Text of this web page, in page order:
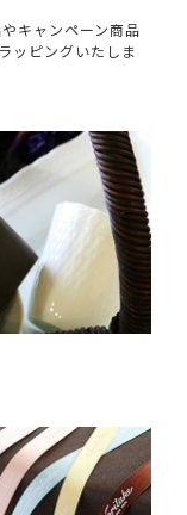
キャンペーン商品
ッピングいたしま